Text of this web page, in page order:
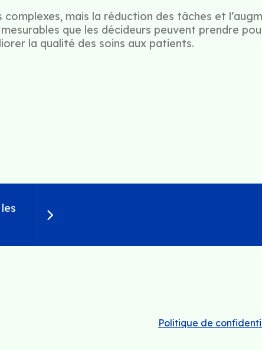
mais la réduction des tâches et
que les décideurs peuvent prendre
la qualité des soins aux patients.
Politique de